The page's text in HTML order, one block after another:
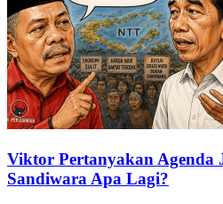
Viktor Pertanyakan Agenda
Sandiwara Apa Lagi?